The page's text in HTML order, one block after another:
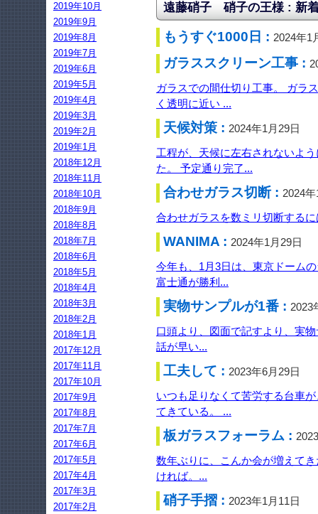
遠藤硝子 硝子の王様 : 新
もうすぐ1000日 : 2024年1
ガラススクリーン工事 :
ガラスでの間仕切り工事。 ガラ
く透明に近い ...
天候対策 : 2024年1月29日
工程が、天候に左右されないよ
た。 予定通り完了...
合わせガラス切断 : 2024
合わせガラスを数ミリ切断する
WANIMA : 2024年1月29日
今年も、1月3日は、東京ドーム
富士通が勝利...
実物サンプルが1番 : 2023
口頭より、図面で記すより、実
話が早い...
工夫して : 2023年6月29日
いつも足りなくて苦労する台車
てきている。 ...
板ガラスフォーラム :
数年ぶりに、こんか会が増えて
ければ。...
硝子手摺 : 2023年1月11日
2019年10月
2019年9月
2019年8月
2019年7月
2019年6月
2019年5月
2019年4月
2019年3月
2019年2月
2019年1月
2018年12月
2018年11月
2018年10月
2018年9月
2018年8月
2018年7月
2018年6月
2018年5月
2018年4月
2018年3月
2018年2月
2018年1月
2017年12月
2017年11月
2017年10月
2017年9月
2017年8月
2017年7月
2017年6月
2017年5月
2017年4月
2017年3月
2017年2月